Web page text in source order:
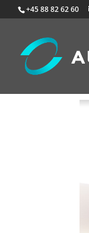
+45 88 82 62 60